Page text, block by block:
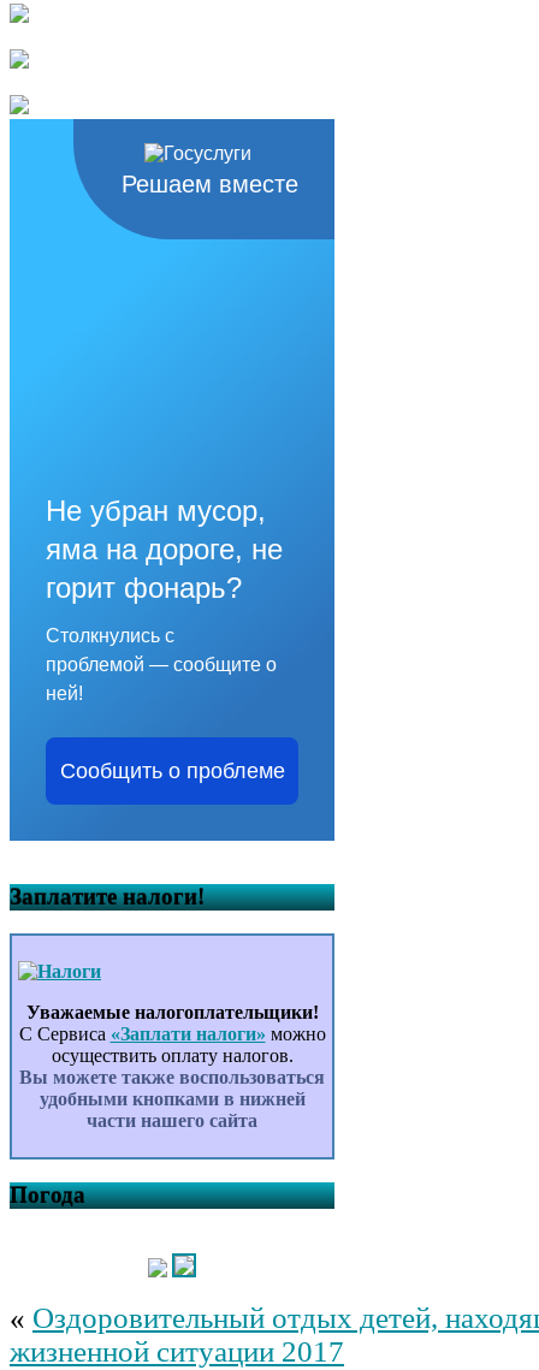
Решаем вместе
Не убран мусор,
яма на дороге, не
горит фонарь?
Столкнулись с
проблемой — сообщите о
ней!
Сообщить о проблеме
Заплатите налоги!
Уважаемые налогоплательщики!
С Сервиса «Заплати налоги» можно
осуществить оплату налогов.
Вы можете также воспользоваться
удобными кнопками в нижней
части нашего сайта
Погода
« Оздоровительный отдых детей,
жизненной ситуации 2017